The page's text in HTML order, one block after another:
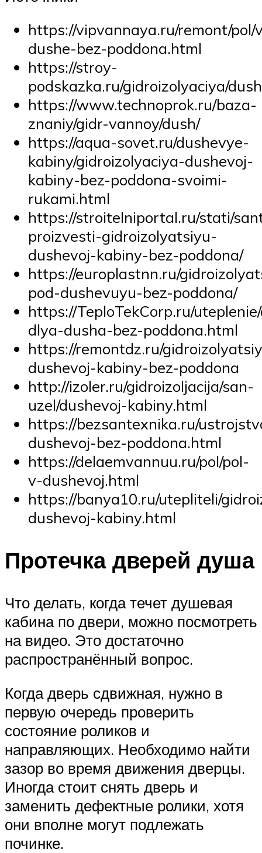
https://vipvannaya.ru/remont/pol/
dushe-bez-poddona.html
https://stroy-
podskazka.ru/gidroizolyaciya/
https://www.technoprok.ru/baza-
znaniy/gidr-vannoy/dush/
https://aqua-sovet.ru/dushevye-
kabiny/gidroizolyaciya-dushevoj-
kabiny-bez-poddona-svoimi-
rukami.html
https://stroitelniportal.ru/stati/
proizvesti-gidroizolyatsiyu-
dushevoj-kabiny-bez-poddona/
https://europlastnn.ru/
pod-dushevuyu-bez-poddona/
https://TeploTekCorp.ru/
dlya-dusha-bez-poddona.html
https://remontdz.ru/
dushevoj-kabiny-bez-poddona
http://izoler.ru/gidroizoljacija/san-
uzel/dushevoj-kabiny.html
https://bezsantexnika.ru/
dushevoj-bez-poddona.html
https://delaemvannuu.ru/pol/pol-
v-dushevoj.html
https://banya10.ru/utepliteli/
dushevoj-kabiny.html
Протечка дверей душа
Что делать, когда течет душевая
кабина по двери, можно посмотреть
на видео. Это достаточно
распространённый вопрос.
Когда дверь сдвижная, нужно в
первую очередь проверить
состояние роликов и
направляющих. Необходимо найти
зазор во время движения дверцы.
Иногда стоит снять дверь и
заменить дефектные ролики, хотя
они вполне могут подлежать
починке.